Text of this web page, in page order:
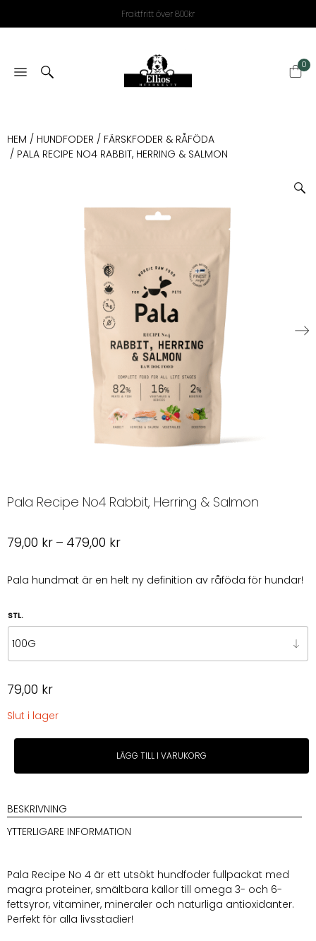
Fraktfritt över 800kr
0
HEM / HUNDFODER / FÄRSKFODER & RÅFÖDA
/ PALA RECIPE NO4 RABBIT, HERRING & SALMON
Pala Recipe No4 Rabbit, Herring & Salmon
79,00 kr – 479,00 krPrisintervall:
till
Pala hundmat är en helt ny definition av råföda för hundar!
STL.
79,00 kr
Slut i lager
Pala
No4
Herring
&
Salmon
LÄGG TILL I VARUKORG
BESKRIVNING
YTTERLIGARE INFORMATION
Pala Recipe No 4 är ett utsökt hundfoder fullpackat med
magra proteiner, smältbara källor till omega 3- och 6-
fettsyror, vitaminer, mineraler och naturliga antioxidanter.
Perfekt för alla livsstadier!